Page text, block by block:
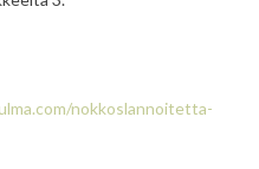
nokkoslannoitetta-